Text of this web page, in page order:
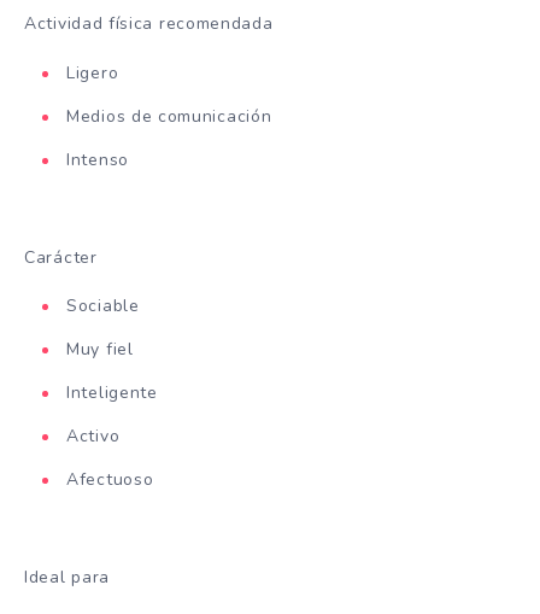
Actividad física recomendada
Ligero
Medios de comunicación
Intenso
Carácter
Sociable
Muy fiel
Inteligente
Activo
Afectuoso
Ideal para